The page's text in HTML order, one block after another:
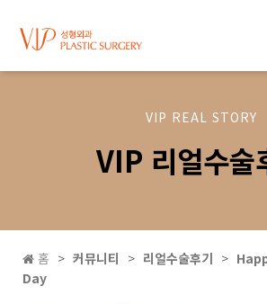
VIP REAL STORY
VIP 리얼수술
홈 커뮤니티 리얼수술후기
Day